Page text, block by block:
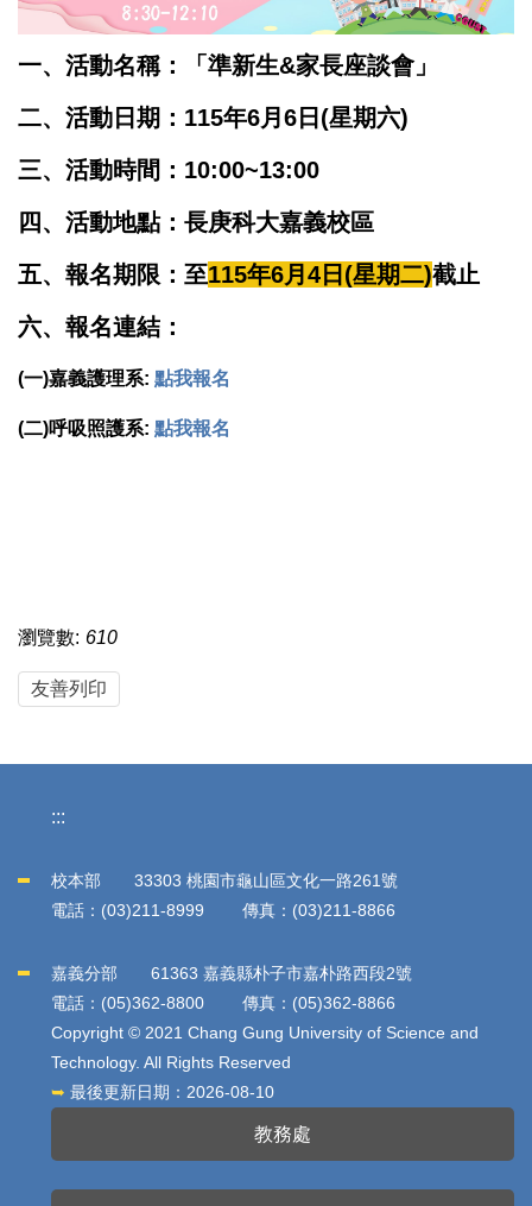
一、活動名稱：「準新生&家長座談會」
二、活動日期：115年6月6日(星期六)
三、活動時間：10:00~13:00
四、活動地點：長庚科大嘉義校區
五、報名期限：至115年6月4日(星期二)截止
六、報名連結：
(一)嘉義護理系: 點我報名
(二)呼吸照護系: 點我報名
瀏覽數: 610
友善列印
:::
校本部 33303 桃園市龜山區文化一路261號
電話：(03)211-8999 傳真：(03)211-8866
嘉義分部 61363 嘉義縣朴子市嘉朴路西段2號
電話：(05)362-8800 傳真：(05)362-8866
Copyright © 2021 Chang Gung University of Science and
Technology. All Rights Reserved
2026-08-10
➥ 最後更新日期：
教務處